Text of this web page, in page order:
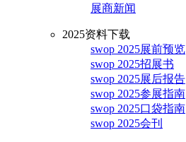
展商新闻
2025资料下载
swop 2025展前预览
swop 2025招展书
swop 2025展后报告
swop 2025参展指南
swop 2025口袋指南
swop 2025会刊